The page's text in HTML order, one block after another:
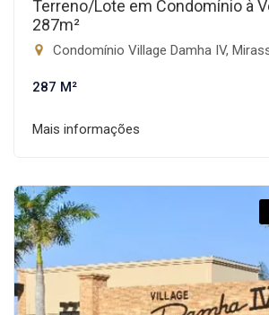
Terreno/Lote em Condomínio à
287m²
Condomínio Village Damha IV,
287 M²
Mais informações